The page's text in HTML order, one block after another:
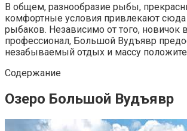
В общем, разнообразие рыбы,
комфортные условия привлекают
рыбаков. Независимо от того, новичок
профессионал, Большой Вудъявр
незабываемый отдых и массу
Содержание
Озеро Большой Вудъявр